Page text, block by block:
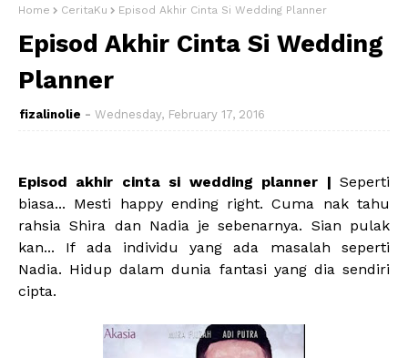
Home CeritaKu Episod Akhir Cinta Si Wedding Planner
Episod Akhir Cinta Si Wedding
Planner
fizalinolie Wednesday, February 17, 2016
Episod akhir cinta si wedding planner | Seperti
biasa... Mesti happy ending right. Cuma nak tahu
rahsia Shira dan Nadia je sebenarnya. Sian pulak
kan... If ada individu yang ada masalah seperti
Nadia. Hidup dalam dunia fantasi yang dia sendiri
cipta.